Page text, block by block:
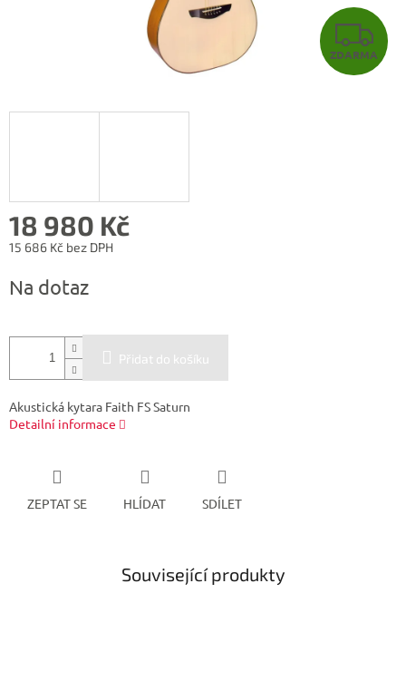
Z
D
ZDARMA
18 980 Kč
15 686 Kč bez DPH
cena:
Na dotaz
Přidat do košíku
Akustická kytara Faith FS Saturn
Detailní informace
ZEPTAT SE HLÍDAT SDÍLET
Související produkty